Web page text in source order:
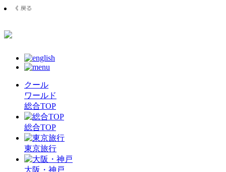
クール
ワールド
総合TOP
総合TOP
東京旅行
大阪・神戸